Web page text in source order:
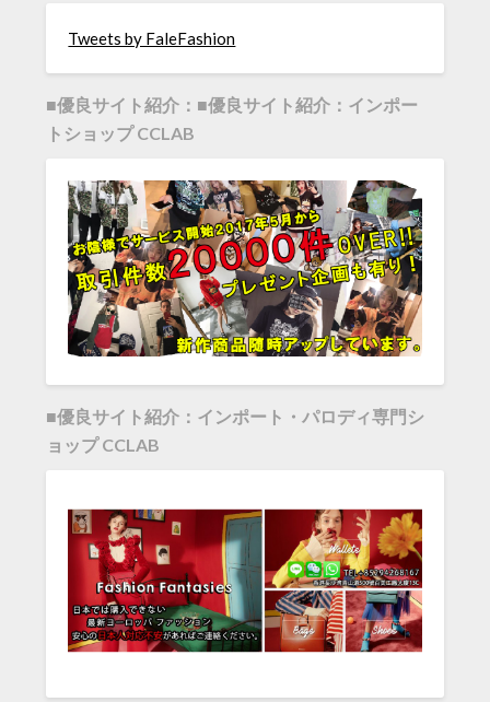
Tweets by FaleFashion
■優良サイト紹介：■優良サイト紹介：インポー
トショップ CCLAB
■優良サイト紹介：インポート・パロディ専門シ
ョップ CCLAB